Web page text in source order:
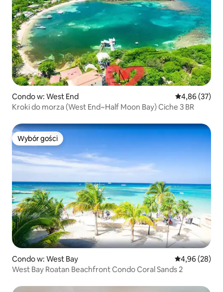
Condo w: West End Średnia
4,86 (37)
Kroki do morza (West End~Half Moon Bay) Ciche 3 BR
Wybór gości
Wybór gości
Condo w: West Bay Średnia
4,96 (28)
West Bay Roatan Beachfront Condo Coral Sands 2